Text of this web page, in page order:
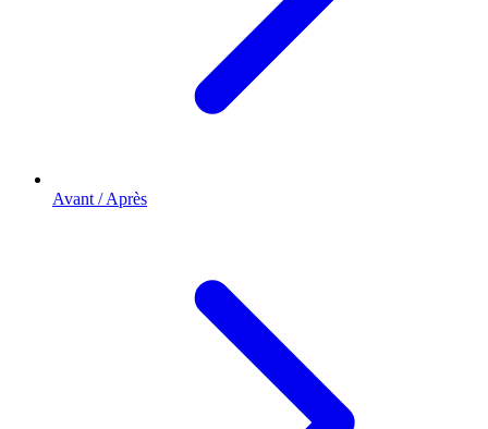
Avant / Après